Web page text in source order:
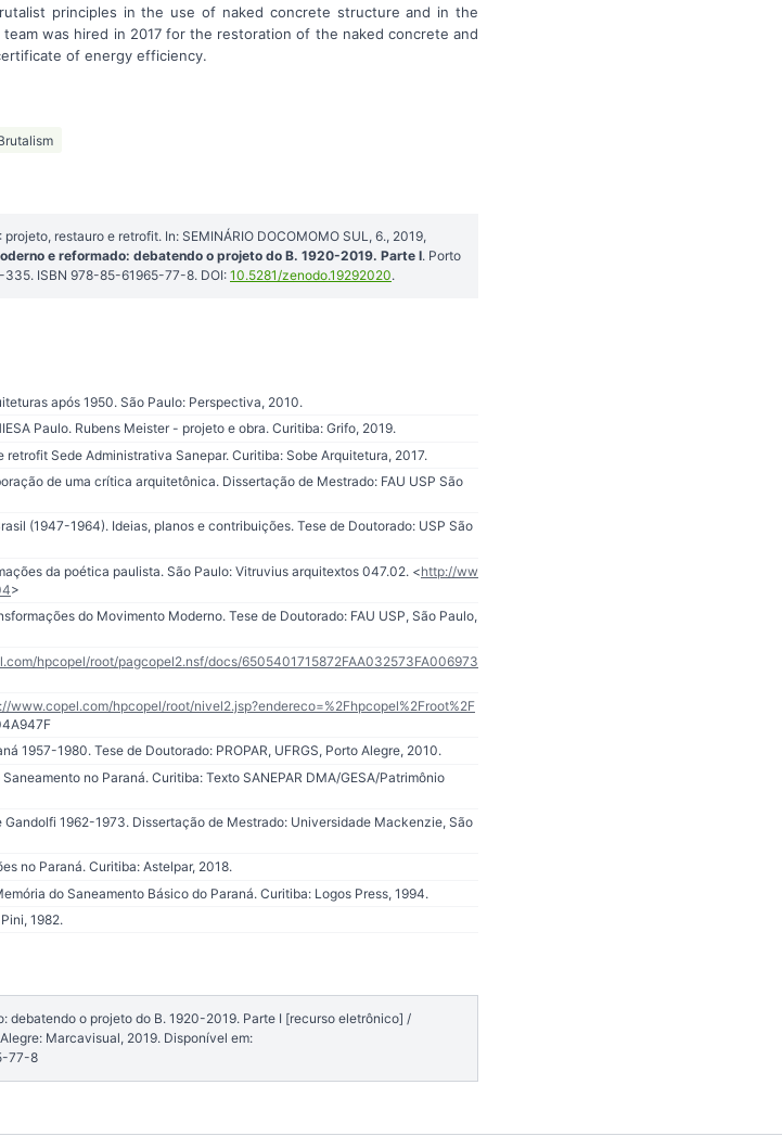
principles in the use of naked concrete structure and in the
was hired in 2017 for the restoration of the naked concrete and
of energy efficiency.
restauro e retrofit. In: SEMINÁRIO DOCOMOMO SUL, 6., 2019,
e reformado: debatendo o projeto do B. 1920-2019. Parte I. Porto
ISBN 978-85-61965-77-8. DOI:10.5281/zenodo.19292020.
após 1950. São Paulo: Perspectiva, 2010.
Paulo. Rubens Meister - projeto e obra. Curitiba: Grifo, 2019.
Sede Administrativa Sanepar. Curitiba: Sobe Arquitetura, 2017.
de uma crítica arquitetônica. Dissertação de Mestrado: FAU USP São
(1947-1964). Ideias, planos e contribuições. Tese de Doutorado: USP São
da poética paulista. São Paulo: Vitruvius arquitextos 047.02. <http://ww
>
do Movimento Moderno. Tese de Doutorado: FAU USP, São Paulo,
hpcopel/root/pagcopel2.nsf/docs/6505401715872FAA032573FA006973
www.copel.com/hpcopel/root/nivel2.jsp?endereco=%2Fhpcopel%2Froot%2F
1957-1980. Tese de Doutorado: PROPAR, UFRGS, Porto Alegre, 2010.
no Paraná. Curitiba: Texto SANEPAR DMA/GESA/Patrimônio
1962-1973. Dissertação de Mestrado: Universidade Mackenzie, São
no Paraná. Curitiba: Astelpar, 2018.
do Saneamento Básico do Paraná. Curitiba: Logos Press, 1994.
1982.
debatendo o projeto do B. 1920-2019. Parte I [recurso eletrônico] /
Marcavisual, 2019. Disponível em:
77-8